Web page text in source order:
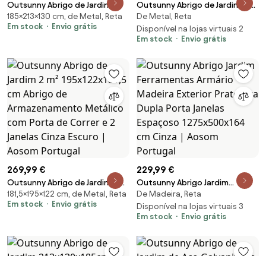
Outsunny Abrigo de Jardim
Metálico de Exterior
213x130x185 cm Abrigo de
e Cinza | Aosom Portugal
185×213×130 cm, de Metal, Reta
Em stock
Envio grátis
Outsunny Abrigo de Jardim 4,9
m² 277x195x192 cm
Armazenamento de
Ferramentas Resistente e
Janelas Cinza | Aosom Portugal
De Metal, Reta
Disponível na lojas virtuais 2
Em stock
Envio grátis
269,99 €
Outsunny Abrigo de Jardim 2 m²
195x122x181,5 cm Abrigo de
Armazenamento Metálico com
181,5×195×122 cm, de Metal, Reta
Em stock
Envio grátis
229,99 €
Outsunny Abrigo Jardim
Ferramentas Armário Madeira
Exterior Prateleira Dupla Porta
Janelas Espaçoso 1275x500x164
De Madeira, Reta
Disponível na lojas virtuais 3
Em stock
Envio grátis